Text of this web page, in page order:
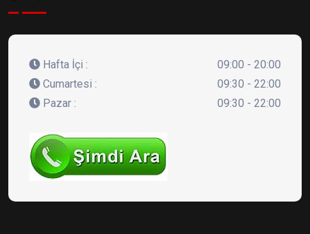
Hafta İçi :
09:00 - 20:00
Cumartesi :
09:30 - 22:00
Pazar :
09:30 - 22:00